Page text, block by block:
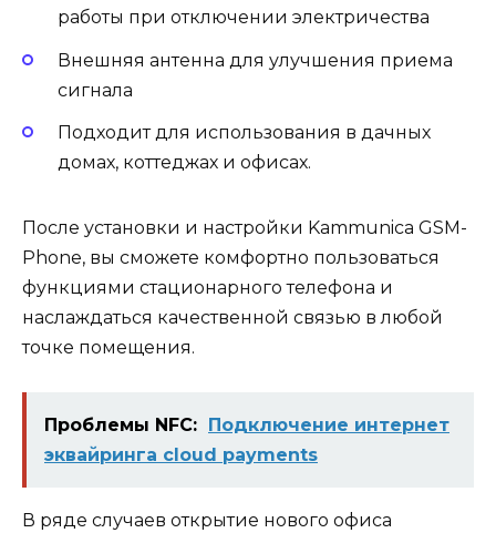
работы при отключении электричества
Внешняя антенна для улучшения приема
сигнала
Подходит для использования в дачных
домах, коттеджах и офисах.
После установки и настройки Kammunica GSM-
Phone, вы сможете комфортно пользоваться
функциями стационарного телефона и
наслаждаться качественной связью в любой
точке помещения.
Проблемы NFC: Подключение интернет
эквайринга cloud payments
В ряде случаев открытие нового офиса